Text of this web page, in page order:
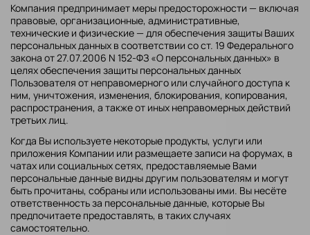
Компания предпринимает меры предосторожности — включая
правовые, организационные, административные,
технические и физические — для обеспечения защиты Ваших
персональных данных в соответствии со ст. 19 Федерального
закона от 27.07.2006 N 152-ФЗ «О персональных данных» в
целях обеспечения защиты персональных данных
Пользователя от неправомерного или случайного доступа к
ним, уничтожения, изменения, блокирования, копирования,
распространения, а также от иных неправомерных действий
третьих лиц.
Когда Вы используете некоторые продукты, услуги или
приложения Компании или размещаете записи на форумах, в
чатах или социальных сетях, предоставляемые Вами
персональные данные видны другим пользователям и могут
быть прочитаны, собраны или использованы ими. Вы несёте
ответственность за персональные данные, которые Вы
предпочитаете предоставлять, в таких случаях
самостоятельно.